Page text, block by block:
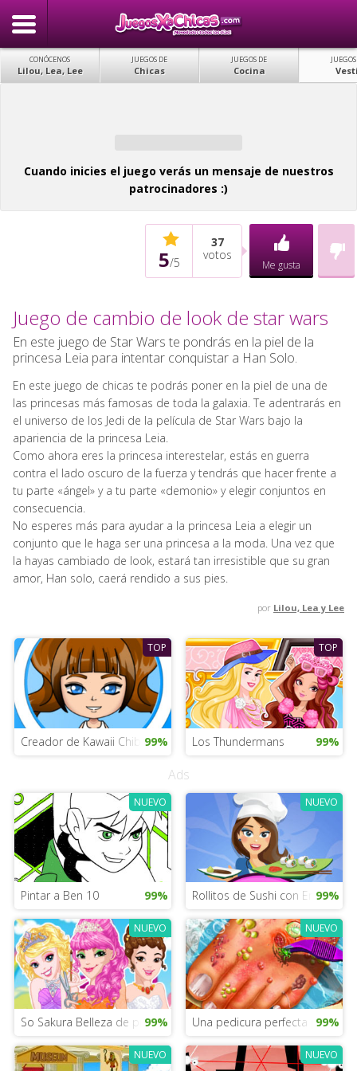
CONÓCENOS
Lilou, Lea, Lee
JUEGOS DE
Chicas
JUEGOS DE
Cocina
Cuando inicies el juego verás un mensaje de nuestros
patrocinadores :)
5/5
37
votos
Me gusta
Juego de cambio de look de star wars
En este juego de Star Wars te pondrás en la piel de la
princesa Leia para intentar conquistar a Han Solo.
En este juego de chicas te podrás poner en la piel de una de
las princesas más famosas de toda la galaxia. Te adentrarás en
el universo de los Jedi de la película de Star Wars bajo la
apariencia de la princesa Leia.
Como ahora eres la princesa interestelar, estás en guerra
contra el lado oscuro de la fuerza y tendrás que hacer frente a
tu parte «ángel» y a tu parte «demonio» y elegir conjuntos en
consecuencia.
No esperes más para ayudar a la princesa Leia a elegir un
conjunto que le haga ser una princesa a la moda. Una vez que
la hayas cambiado de look, estará tan irresistible que su gran
amor, Han solo, caerá rendido a sus pies.
por Lilou, Lea y Lee
TOP
Creador de Kawaii Chibi 99%
TOP
Los Thundermans 99%
Ads
NUEVO
Pintar a Ben 10 99%
NUEVO
Rollitos de Sushi con Emma
99%
NUEVO
So Sakura Belleza de princesas
99%
NUEVO
Una pedicura perfecta para las
99%
NUEVO NUEVO